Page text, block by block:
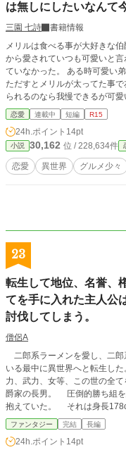
は無しにしたいなんて
三園 七詩
書籍情報
メリルは食べる事が大好きな
から愛されていつも可愛いと
ていなかった。 ある時可愛い弟のノエルが部屋の隅で泣いていた… 理由を問い
ただすとメリルが太ってた事で友
られるのなら我慢できるが可愛い弟が
決心するメリルにふとある情景
恋愛 連載中 短編 R15
24h.ポイント 14pt
小説 30,162 位 / 228,634件
恋愛 異世界 グルメ少々
23
転生して地位、名誉、
てを手に入れた主人公
討伐してしまう。
僧侶A
二郎系ラーメンを愛し、二郎
いる最中に異世界へと転生した。 主人公が転生した先は、地位、名誉
力、武力、女等、この世の全
爵家の長男。 圧倒的勝ち組を約束された主人公だったが、一つ重大な悩みを
抱えていた。 それは身長178cmに対し、体重140kgという最悪の肉体。 何
故そんな奇妙な境遇を手に入れてしまったのか。
二郎系ラーメン店の店員だと
ら。 その為、彼の最悪の肉体は、侯爵家という地位、親の持つ莫大な金、ド
ファンタジー 完結 長編
24h.ポイント 14pt